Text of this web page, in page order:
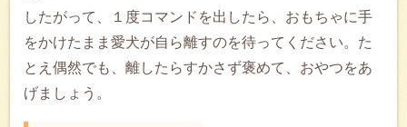
したがって、１度コマンドを出したら、おもちゃに手
をかけたまま愛犬が自ら離すのを待ってください。た
とえ偶然でも、離したらすかさず褒めて、おやつをあ
げましょう。